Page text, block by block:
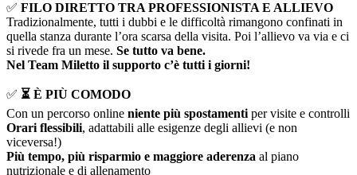
✅ FILO DIRETTO TRA PROFESSIONISTA E ALLIEVO
Tradizionalmente, tutti i dubbi e le difficoltà rimangono confinati in
quella stanza durante l’ora scarsa della visita. Poi l’allievo va via e ci
si rivede fra un mese. Se tutto va bene.
Nel Team Miletto il supporto c’è tutti i giorni!
✅ ⏳ È PIÙ COMODO
Con un percorso online niente più spostamenti per visite e controlli
Orari flessibili, adattabili alle esigenze degli allievi (e non
viceversa!)
Più tempo, più risparmio e maggiore aderenza al piano
nutrizionale e di allenamento